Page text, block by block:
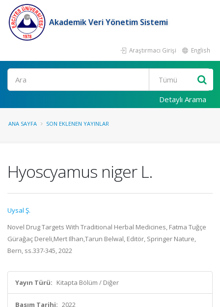
Akademik Veri Yönetim Sistemi
Araştırmacı Girişi English
Ara
Detaylı Arama
ANA SAYFA SON EKLENEN YAYINLAR
Hyoscyamus niger L.
Uysal Ş.
Novel Drug Targets With Traditional Herbal Medicines, Fatma Tuğçe
Gürağaç Dereli,Mert Ilhan,Tarun Belwal, Editör, Springer Nature,
Bern, ss.337-345, 2022
Yayın Türü: Kitapta Bölüm / Diğer
Basım Tarihi: 2022